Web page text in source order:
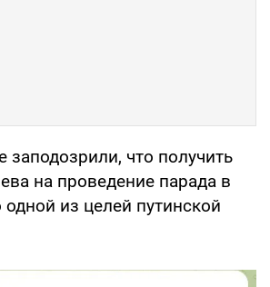
заподозрили, что получить
на проведение парада в
из целей путинской